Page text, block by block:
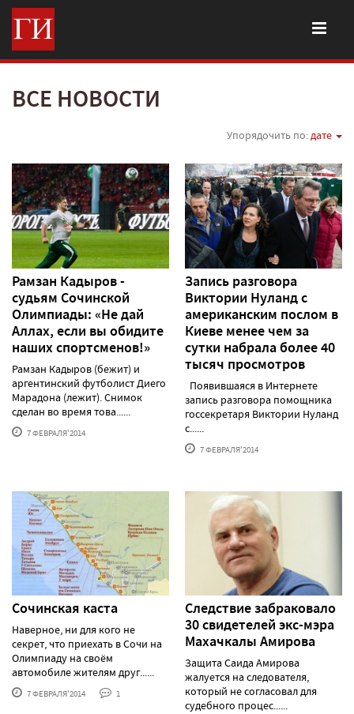
ВСЕ НОВОСТИ
Упорядочить по:дате
Рамзан Кадыров -
судьям Сочинской
Олимпиады: «Не дай
Аллах, если вы обидите
наших спортсменов!»
Рамзан Кадыров (бежит) и
аргентинский футболист Диего
Марадона (лежит). Снимок
сделан во время това......
7 ФЕВРАЛЯ'2014
Запись разговора
Виктории Нуланд с
американским послом в
Киеве менее чем за
сутки набрала более 40
тысяч просмотров
Появившаяся в Интернете
запись разговора помощника
госсекретаря Виктории Нуланд
с......
7 ФЕВРАЛЯ'2014
Сочинская каста
Наверное, ни для кого не
секрет, что приехать в Сочи на
Олимпиаду на своём
автомобиле жителям друг......
7 ФЕВРАЛЯ'2014 1
Следствие забраковало
30 свидетелей экс-мэра
Махачкалы Амирова
Защита Саида Амирова
жалуется на следователя,
который не согласовал для
судебного процес......